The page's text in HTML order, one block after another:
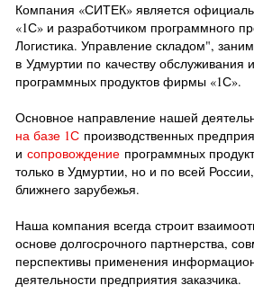
Компания «СИТЕК» является
«1С» и разработчиком программного
Логистика. Управление складом",
в Удмуртии по качеству обслуживания
программных продуктов фирмы «1С».
Основное направление нашей
на базе 1С производственных
и сопровождение программных
только в Удмуртии, но и по всей
ближнего зарубежья.
Наша компания всегда строит
основе долгосрочного партнерства,
перспективы применения
деятельности предприятия заказчика.